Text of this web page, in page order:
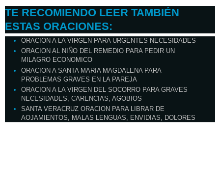
TE RECOMIENDO LEER TAMBIÉN
ESTAS ORACIONES:
ORACION A LA VIRGEN PARA URGENTES NECESIDADES
ORACION AL NIÑO DEL REMEDIO PARA PEDIR UN
MILAGRO ECONOMICO
ORACION A SANTA MARIA MAGDALENA PARA
PROBLEMAS GRAVES EN LA PAREJA
ORACION A LA VIRGEN DEL SOCORRO PARA GRAVES
NECESIDADES, CARENCIAS, AGOBIOS
SANTA VERACRUZ ORACION PARA LIBRAR DE
AOJAMIENTOS, MALAS LENGUAS, ENVIDIAS, DOLORES